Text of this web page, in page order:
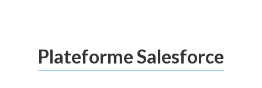
Plateforme Salesforce